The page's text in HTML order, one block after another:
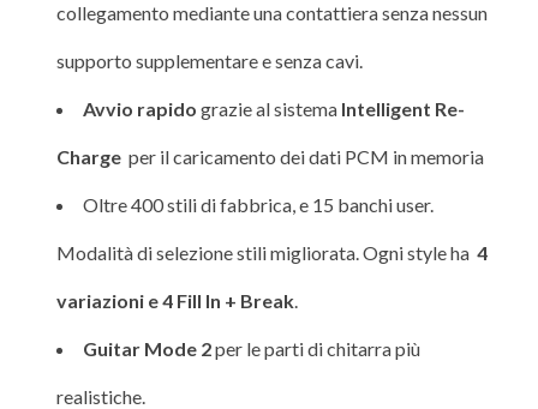
collegamento mediante una contattiera senza nessun
supporto supplementare e senza cavi.
Avvio rapido grazie al sistema Intelligent Re-
Charge per il caricamento dei dati PCM in memoria
Oltre 400 stili di fabbrica, e 15 banchi user.
Modalità di selezione stili migliorata. Ogni style ha 4
variazioni e 4 Fill In + Break.
Guitar Mode 2per le parti di chitarra più
realistiche.